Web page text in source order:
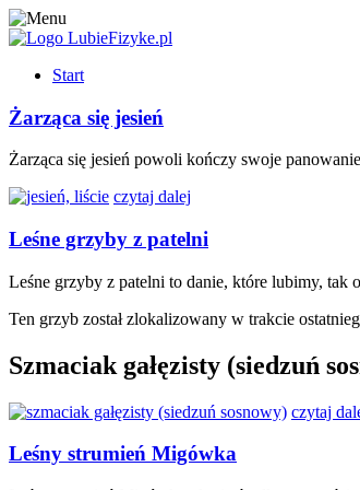
Start
Żarząca się jesień
Żarząca się jesień powoli kończy swoje
czytaj dalej
Leśne grzyby z patelni
Leśne grzyby z patelni to danie, które lubimy, tak
Ten grzyb został zlokalizowany w trakcie
Szmaciak gałęzisty (siedzuń
czytaj
Leśny strumień Migówka